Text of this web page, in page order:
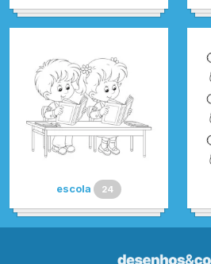
escola 24